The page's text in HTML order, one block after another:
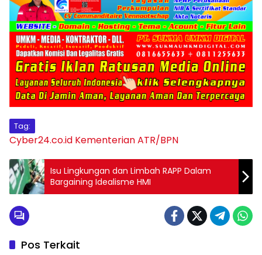
Tag:
Cyber24.co.id Kementerian ATR/BPN
Isu Lingkungan dan Limbah RAPP Dalam
Bargaining Idealisme HMI
Pos Terkait